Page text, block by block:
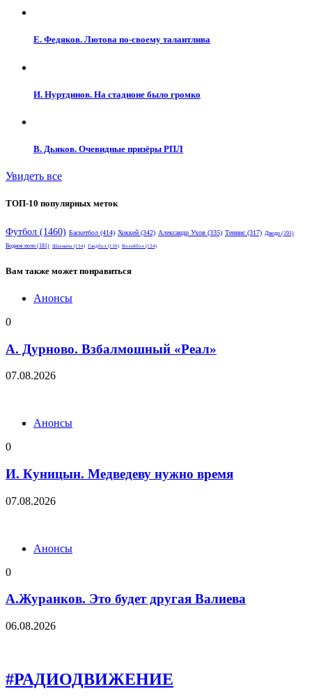
Е. Федяков. Лютова по-своему талантлива
И. Нуртдинов. На стадионе было громко
В. Дьяков. Очевидные призёры РПЛ
Увидеть все
ТОП-10 популярных меток
Футбол (1460) Баскетбол (414) Хоккей (342) Александр Ухов (335) Теннис (317) Дзюдо (191)
Водное поло (181) Шахматы (134) Гандбол (130) Волейбол (124)
Вам также может понравиться
Анонсы
0
А. Дурново. Взбалмошный «Реал»
07.08.2026
Анонсы
0
И. Куницын. Медведеву нужно время
07.08.2026
Анонсы
0
А.Журанков. Это будет другая Валиева
06.08.2026
#РАДИОДВИЖЕНИЕ